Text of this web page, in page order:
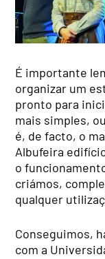
É importante
organizar um
pronto para
mais simples,
é, de facto, o
Albufeira
o
criámos,
qualquer
Conseguimos,
com a